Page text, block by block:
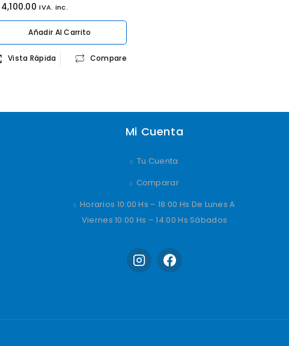
4,100.00 IVA. inc.
Añadir Al Carrito
Compare
Vista Rápida
Mi Cuenta
Tu Cuenta
Comparar
Horarios 10:00 Hs – 18:00 Hs De Lunes A
Viernes 10:00 Hs – 14:00 Hs Sábados